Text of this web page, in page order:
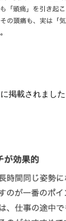
に掲載されました